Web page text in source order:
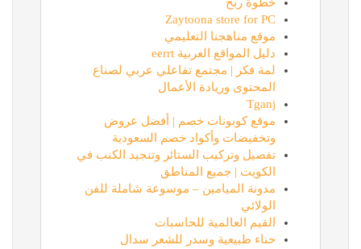
Zaytoona store for PC
موقع مناهجنا التعليمي
دليل المواقع العربية eerrt
لمة فكر | مجتمع تفاعلي عربي لصناع
المحتوى وريادة الأعمال
Tganj
موقع كوبونات خصم | أفضل عروض
وتخفيضات وأكواد خصم السعودية
تفصيل وتركيب الستائر وتنجيد الكنب في
الكويت | جميع المناطق
مدونة الميامين – موسوعة شاملة للفن
الولائي
القيم العالمية للحاسبات
حناء طبيعية وسدر للشعر سدال